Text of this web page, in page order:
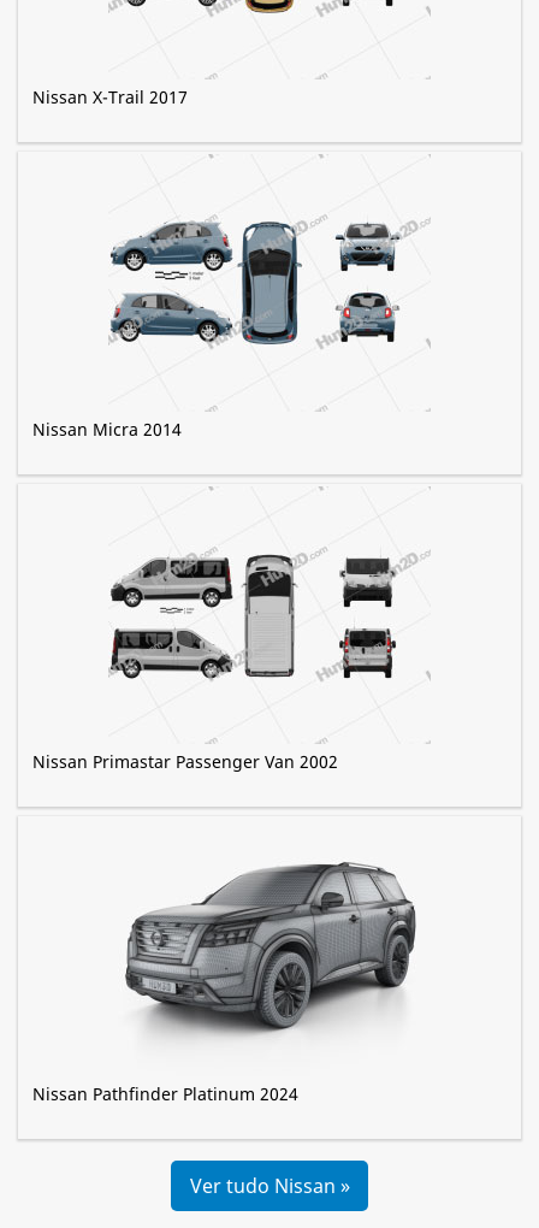
Nissan X-Trail 2017
Nissan Micra 2014
Nissan Primastar Passenger Van 2002
Nissan Pathfinder Platinum 2024
Ver tudo Nissan »